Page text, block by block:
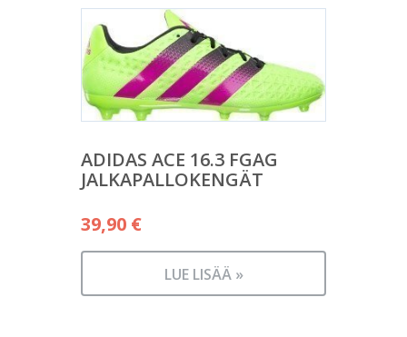
ADIDAS ACE 16.3 FGAG
JALKAPALLOKENGÄT
39,90 €
LUE LISÄÄ »